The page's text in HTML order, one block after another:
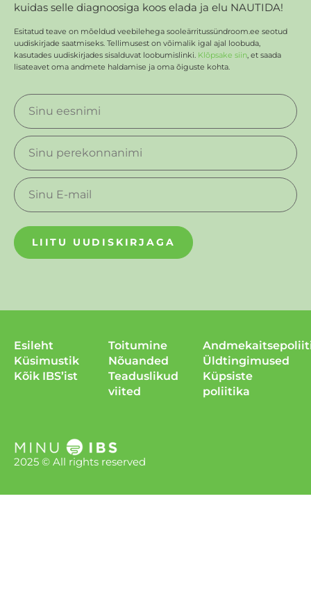
kuidas selle diagnoosiga koos elada ja elu NAUTIDA!
Esitatud teave on mõeldud veebilehega sooleärritussündroom.ee seotud
uudiskirjade saatmiseks. Tellimusest on võimalik igal ajal loobuda,
kasutades uudiskirjades sisalduvat loobumislinki. Klõpsake siin , et saada
lisateavet oma andmete haldamise ja oma õiguste kohta.
2025 © All rights reserved
Esileht
Küsimustik
Kõik IBS’ist
Toitumine
Nõuanded
Teaduslikud
viited
Üldtingimused
Küpsiste
poliitika